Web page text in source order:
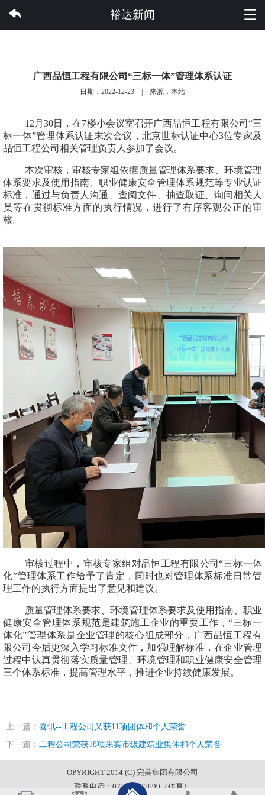
完美集团有限公司
裕达新闻
广西品恒工程有限公司“三标一体”管理体系认证
日期：2022-12-23 | 来源：本站
12月30日，在7楼小会议室召开广西品恒工程有限公司“三
标一体”管理体系认证末次会议，北京世标认证中心3位专家及
品恒工程公司相关管理负责人参加了会议。
本次审核，审核专家组依据质量管理体系要求、环境管理
体系要求及使用指南、职业健康安全管理体系规范等专业认证
标准，通过与负责人沟通、查阅文件、抽查取证、询问相关人
员等在贯彻标准方面的执行情况，进行了有序客观公正的审
核。
审核过程中，审核专家组对品恒工程有限公司“三标一体
化”管理体系工作给予了肯定，同时也对管理体系标准日常管
理工作的执行方面提出了意见和建议。
质量管理体系要求、环境管理体系要求及使用指南、职业
健康安全管理体系规范是建筑施工企业的重要工作，“三标一
体化”管理体系是企业管理的核心组成部分，广西品恒工程有
限公司今后更深入学习标准文件，加强理解标准，在企业管理
过程中认真贯彻落实质量管理、环境管理和职业健康安全管理
三个体系标准，提高管理水平，推进企业持续健康发展。
上一篇： 喜讯--工程公司又获11项团体和个人荣誉
下一篇： 工程公司荣获18项来宾市级建筑业集体和个人荣誉
OPYRIGHT 2014 (C) 完美集团有限公司
联系电话：0772-6697699（传真）